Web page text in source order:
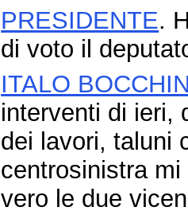
PRESIDENTE.
di voto il
ITALO
interventi di ieri,
dei lavori, taluni
centrosinistra
vero le due